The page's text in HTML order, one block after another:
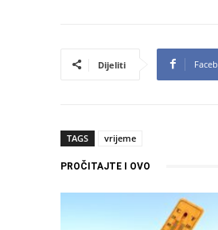
Dijeliti
TAGS vrijeme
PROČITAJTE I OVO